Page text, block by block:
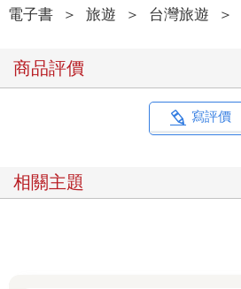
電子書 ＞ 旅遊 ＞ 台灣旅遊 ＞
商品評價
寫評價
相關主題